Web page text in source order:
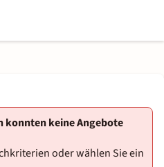
konnten keine Angebote
oder wählen Sie ein